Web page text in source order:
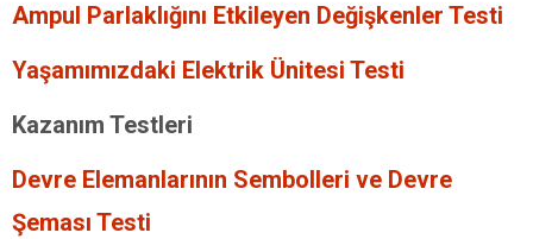
Ampul Parlaklığını Etkileyen Değişkenler Testi
Yaşamımızdaki Elektrik Ünitesi Testi
Kazanım Testleri
Devre Elemanlarının Sembolleri ve Devre
Şeması Testi